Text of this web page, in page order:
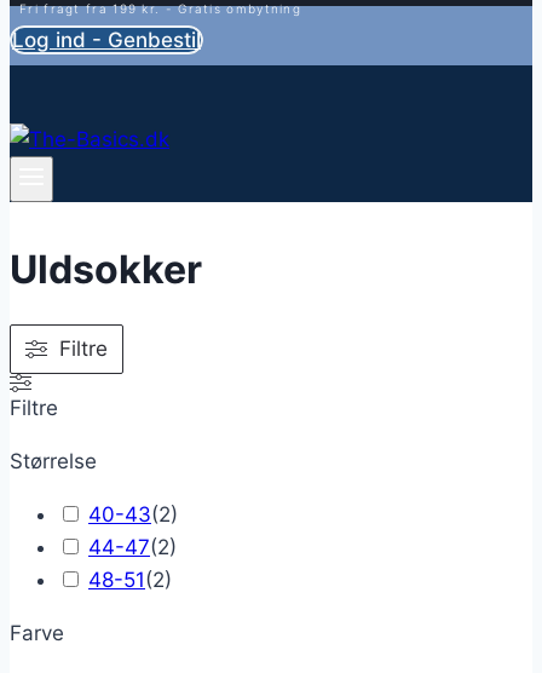
Fri fragt fra 199 kr. - Gratis ombytning
Log ind - Genbestil
Uldsokker
Filtre
Filtre
Størrelse
40-43(2)
44-47(2)
48-51(2)
Farve